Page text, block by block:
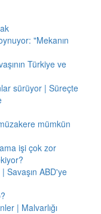
"Mekanın
Türkiye ve
sürüyor | Süreçte
mümkün
işi çok zor
Savaşın ABD'ye
| Malvarlığı